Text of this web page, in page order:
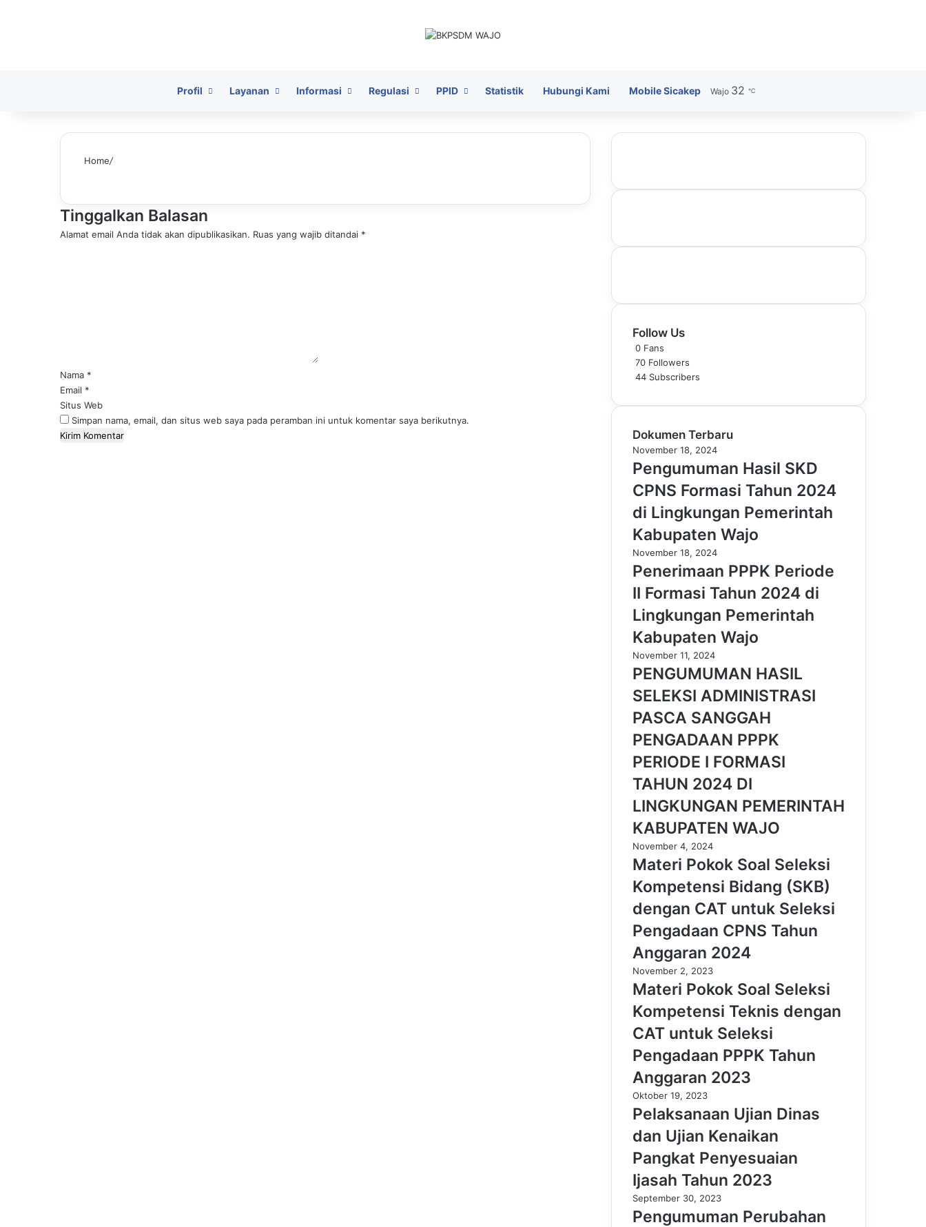
HomePage
Profil Layanan Informasi Regulasi PPID Statistik Hubungi Kami Mobile Sicakep Wajo 32 ℃
Home/
Tinggalkan Balasan
Alamat email Anda tidak akan dipublikasikan. Ruas yang wajib ditandai *
*Nama *
Email *
Situs Web
Simpan nama, email, dan situs web saya pada peramban ini untuk komentar saya berikutnya.
Follow Us
0 Fans
70 Followers
44 Subscribers
Dokumen Terbaru
November 18, 2024
Pengumuman Hasil SKD
CPNS Formasi Tahun 2024
di Lingkungan Pemerintah
Kabupaten Wajo
November 18, 2024
Penerimaan PPPK Periode
II Formasi Tahun 2024 di
Lingkungan Pemerintah
Kabupaten Wajo
November 11, 2024
PENGUMUMAN HASIL
SELEKSI ADMINISTRASI
PASCA SANGGAH
PENGADAAN PPPK
PERIODE I FORMASI
TAHUN 2024 DI
LINGKUNGAN PEMERINTAH
KABUPATEN WAJO
November 4, 2024
Materi Pokok Soal Seleksi
Kompetensi Bidang (SKB)
dengan CAT untuk Seleksi
Pengadaan CPNS Tahun
Anggaran 2024
November 2, 2023
Materi Pokok Soal Seleksi
Kompetensi Teknis dengan
CAT untuk Seleksi
Pengadaan PPPK Tahun
Anggaran 2023
Oktober 19, 2023
Pelaksanaan Ujian Dinas
dan Ujian Kenaikan
Pangkat Penyesuaian
Ijasah Tahun 2023
September 30, 2023
Pengumuman Perubahan